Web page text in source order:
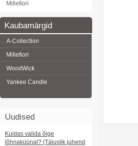
Millefiori
Kaubamärgid
A-Collection
Millefiori
WoodWick
Yankee Candle
Uudised
Kuidas valida õige
lõhnaküünal? (Täiuslik juhend